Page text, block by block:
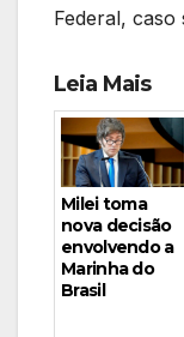
Federal, caso
Leia Mais
Milei toma
nova decisão
envolvendo a
Marinha do
Brasil